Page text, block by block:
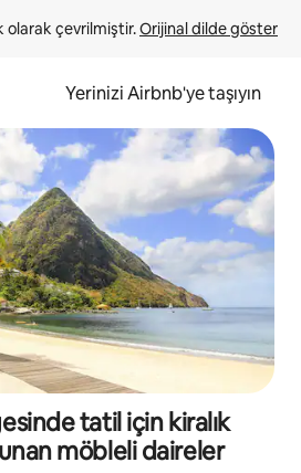
olarak çevrilmiştir. Orijinal dilde göster
Yerinizi Airbnb'ye taşıyın
tatil için kiralık
möbleli daireler